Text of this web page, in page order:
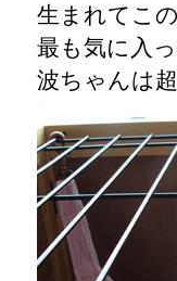
生まれてこ
最も気に入
波ちゃんは